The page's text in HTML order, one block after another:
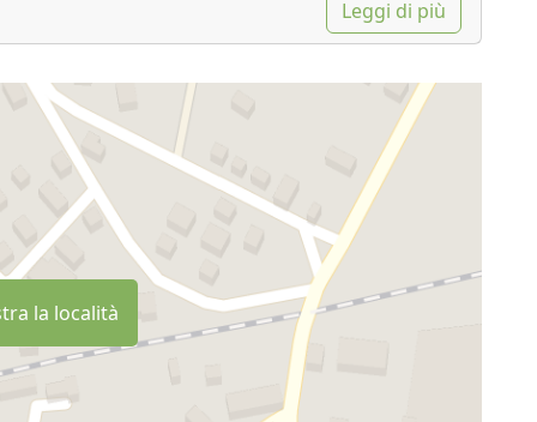
Leggi di più
la località